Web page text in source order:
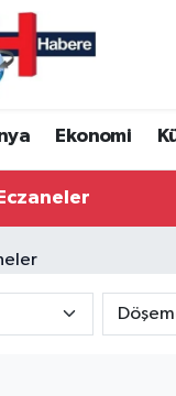
Ekonomi
Durumu ve
Haberleri